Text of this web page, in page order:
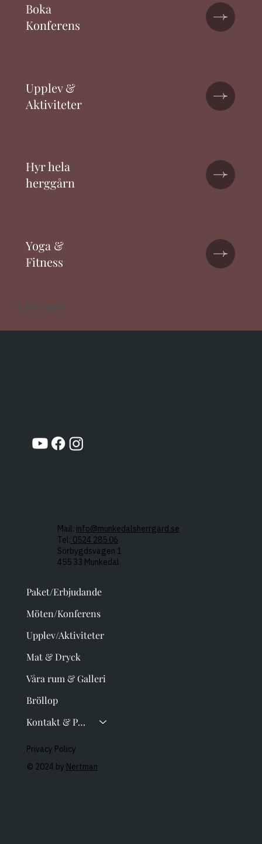
Våra paket
Boka
Konferens
Upplev &
Aktiviteter
Hyr hela
herggårn
Yoga &
Fitness
Paket/Erbjudande
Möten/Konferens
Upplev/Aktiviteter
Mat & Dryck
Våra rum & Galleri
Bröllop
Kontakt & Presentkort
Mail: info@munkedalsherrgard.se
Tel: 0524 285 06
Sörbygdsvägen 1
455 33 Munkedal
Privacy Policy
© 2024 by Nertman